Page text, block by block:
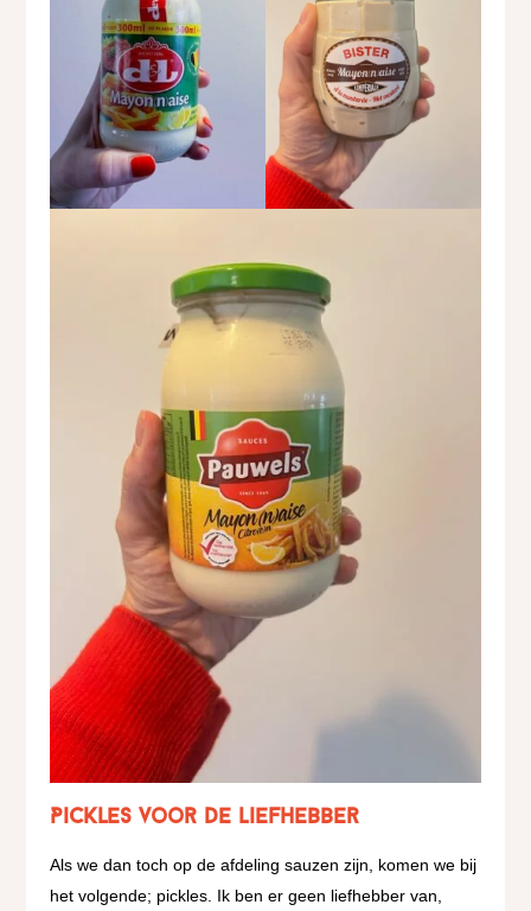
Pickles voor de liefhebber
Als we dan toch op de afdeling sauzen zijn, komen we bij
het volgende; pickles. Ik ben er geen liefhebber van,